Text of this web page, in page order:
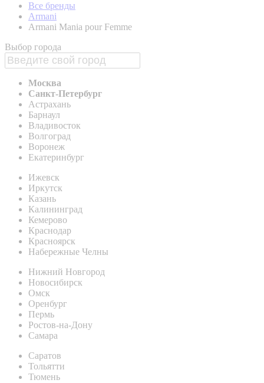
Все бренды
Armani
Armani Mania pour Femme
Выбор города
Москва
Санкт-Петербург
Астрахань
Барнаул
Владивосток
Волгоград
Воронеж
Екатеринбург
Ижевск
Иркутск
Казань
Калининград
Кемерово
Краснодар
Красноярск
Набережные Челны
Нижний Новгород
Новосибирск
Омск
Оренбург
Пермь
Ростов-на-Дону
Самара
Саратов
Тольятти
Тюмень